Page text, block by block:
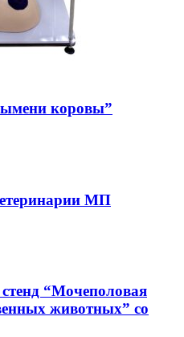
коровы”
МП
“Мочеполовая
животных” со